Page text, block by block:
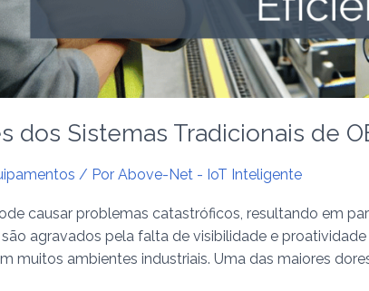
dos Sistemas Tradicionais de
/ Por Above-Net - IoT Inteligente
causar problemas catastróficos, resultando em
agravados pela falta de visibilidade e
muitos ambientes industriais. Uma das maiores